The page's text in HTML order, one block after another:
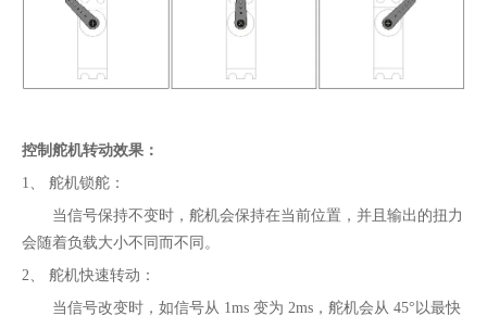
控制舵机转动效果：
1、 舵机锁舵：
当信号保持不变时，舵机会保持在当前位置，并且输出的扭力
会随着负载大小不同而不同。
2、 舵机快速转动：
当信号改变时，如信号从 1ms 变为 2ms，舵机会从 45°以最快